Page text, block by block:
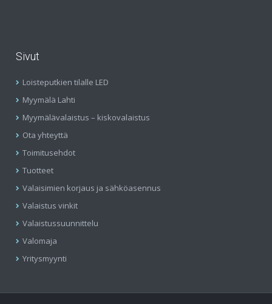
Sivut
Loisteputkien tilalle LED
Myymälä Lahti
Myymälävalaistus – kiskovalaistus
Ota yhteyttä
Toimitusehdot
Tuotteet
Valaisimien korjaus ja sähköasennus
Valaistus vinkit
Valaistussuunnittelu
Valomaja
Yritysmyynti